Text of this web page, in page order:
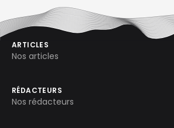
ARTICLES
Nos articles
RÉDACTEURS
Nos rédacteurs